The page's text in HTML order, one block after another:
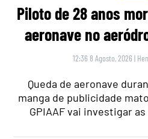
Piloto de 28 anos
aeronave no
12:36 8 Agosto, 2026 |
Queda de aeronave
manga de publicidade
GPIAAF vai investigar